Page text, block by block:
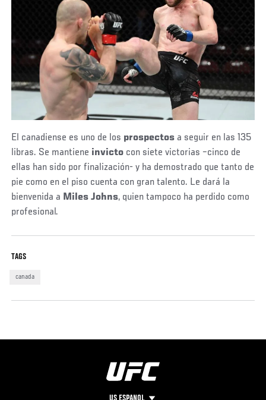
El canadiense es uno de los prospectos a seguir en las 135
libras. Se mantiene invicto con siete victorias –cinco de
ellas han sido por finalización- y ha demostrado que tanto de
pie como en el piso cuenta con gran talento. Le dará la
bienvenida a Miles Johns, quien tampoco ha perdido como
profesional.
TAGS
canada